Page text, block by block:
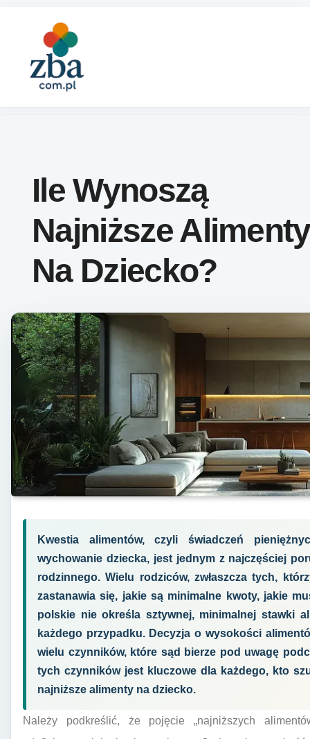
Ile Wynoszą
Najniższe Alimenty
Na Dziecko?
Kwestia alimentów, czyli świadczeń
wychowanie dziecka, jest jednym z najczęściej
rodzinnego. Wielu rodziców, zwłaszcza tych,
zastanawia się, jakie są minimalne kwoty, jakie
polskie nie określa sztywnej, minimalnej stawki
każdego przypadku. Decyzja o wysokości
wielu czynników, które sąd bierze pod uwagę
tych czynników jest kluczowe dla każdego, kto
najniższe alimenty na dziecko.
Należy podkreślić, że pojęcie „najniższych